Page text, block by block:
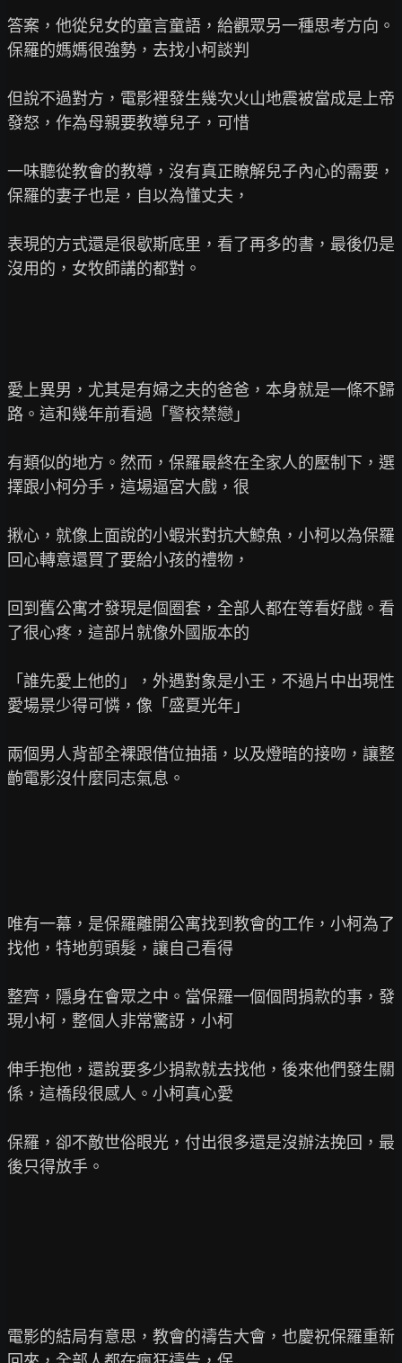
答案，他從兒女的童言童語，給觀眾另一種思考方向。
保羅的媽媽很強勢，去找小柯談判
但說不過對方，電影裡發生幾次火山地震被當成是上帝
發怒，作為母親要教導兒子，可惜
一味聽從教會的教導，沒有真正瞭解兒子內心的需要，
保羅的妻子也是，自以為懂丈夫，
表現的方式還是很歇斯底里，看了再多的書，最後仍是
沒用的，女牧師講的都對。
愛上異男，尤其是有婦之夫的爸爸，本身就是一條不歸
路。這和幾年前看過「警校禁戀」
有類似的地方。然而，保羅最終在全家人的壓制下，選
擇跟小柯分手，這場逼宮大戲，很
揪心，就像上面說的小蝦米對抗大鯨魚，小柯以為保羅
回心轉意還買了要給小孩的禮物，
回到舊公寓才發現是個圈套，全部人都在等看好戲。看
了很心疼，這部片就像外國版本的
「誰先愛上他的」，外遇對象是小王，不過片中出現性
愛場景少得可憐，像「盛夏光年」
兩個男人背部全裸跟借位抽插，以及燈暗的接吻，讓整
齣電影沒什麼同志氣息。
唯有一幕，是保羅離開公寓找到教會的工作，小柯為了
找他，特地剪頭髮，讓自己看得
整齊，隱身在會眾之中。當保羅一個個問捐款的事，發
現小柯，整個人非常驚訝，小柯
伸手抱他，還說要多少捐款就去找他，後來他們發生關
係，這橋段很感人。小柯真心愛
保羅，卻不敵世俗眼光，付出很多還是沒辦法挽回，最
後只得放手。
電影的結局有意思，教會的禱告大會，也慶祝保羅重新